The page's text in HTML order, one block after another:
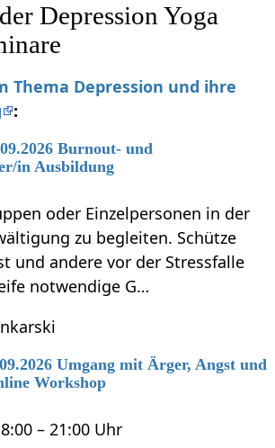
Depression Yoga
Thema Depression und ihre
:
Burnout- und
in Ausbildung
oder Einzelpersonen in der
zu begleiten. Schütze
und andere vor der Stressfalle
notwendige G…
Umgang mit Ärger, Angst und
Workshop
– 21:00 Uhr